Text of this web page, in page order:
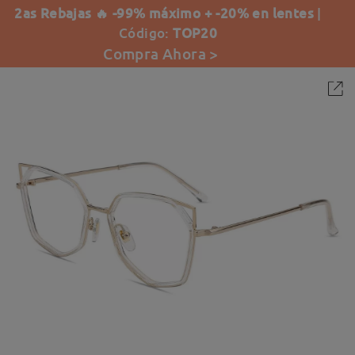
2as Rebajas 🔥 -99% máximo + -20% en lentes |
Código:TOP20
Compra Ahora >